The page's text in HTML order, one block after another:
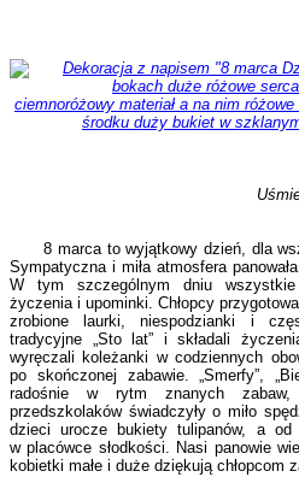
8 marca to wyjątkowy dzień, dla
Sympatyczna i miła atmosfera
W tym szczególnym dniu wszystkie
życzenia i upominki. Chłopcy
zrobione laurki, niespodzianki i
tradycyjne „Sto lat” i składali
wyręczali koleżanki w codziennych
po skończonej zabawie. „Smerfy”,
radośnie w rytm znanych zabaw,
przedszkolaków świadczyły o miło
dzieci urocze bukiety tulipanów, a od
w placówce słodkości. Nasi panowie
kobietki małe i duże dziękują chłopcom